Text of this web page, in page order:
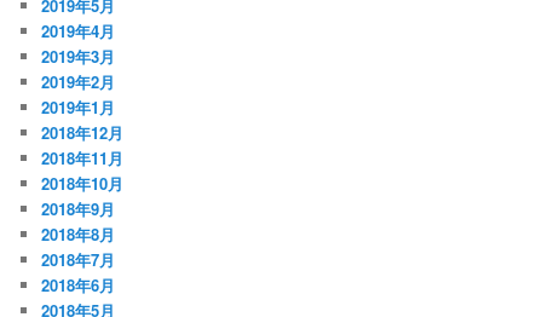
2019年5月
2019年4月
2019年3月
2019年2月
2019年1月
2018年12月
2018年11月
2018年10月
2018年9月
2018年8月
2018年7月
2018年6月
2018年5月